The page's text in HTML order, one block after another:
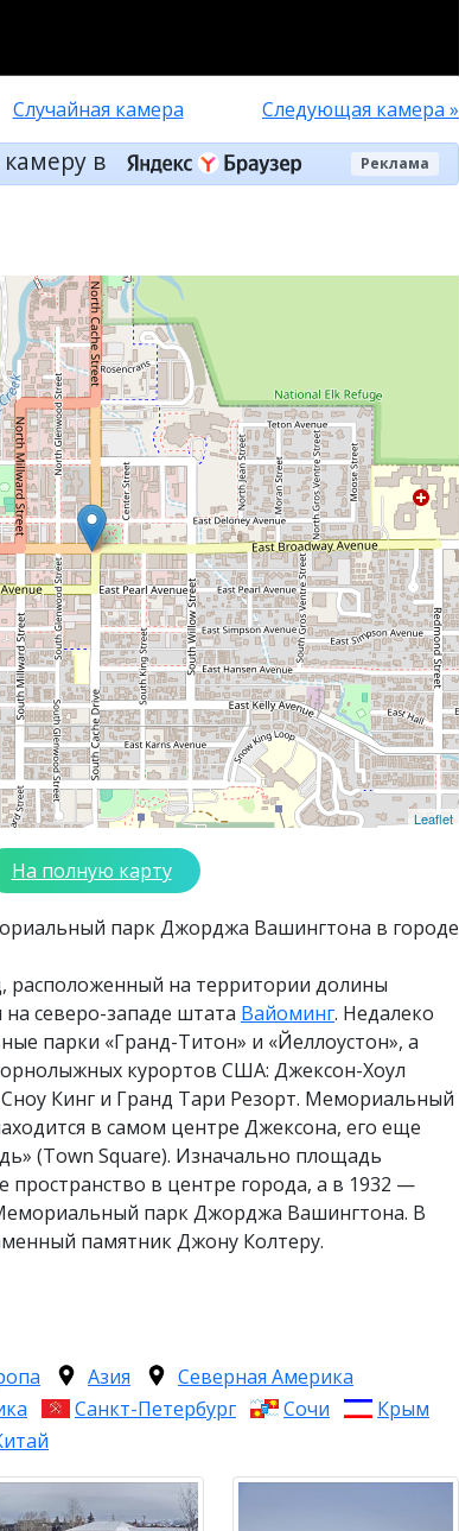
Случайная камера Следующая камера »
в Реклама
Leaflet
На полную карту
парк Джорджа Вашингтона в городе
на территории долины
северо-западе штата Вайоминг. Недалеко
парки «Гранд-Титон» и «Йеллоустон», а
курортов США: Джексон-Хоул
Кинг и Гранд Тари Резорт. Мемориальный
в самом центре Джексона, его еще
(Town Square). Изначально площадь
пространство в центре города, а в 1932 —
парк Джорджа Вашингтона. В
памятник Джону Колтеру.
Азия
Северная Америка
Санкт-Петербург Сочи
Крым